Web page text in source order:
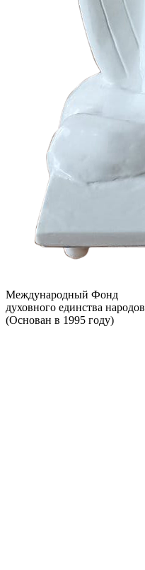
Международный Фонд
духовного единства народов
(Основан в 1995 году)